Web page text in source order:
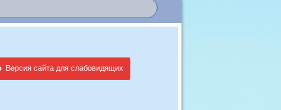
Версия сайта для слабовидящих